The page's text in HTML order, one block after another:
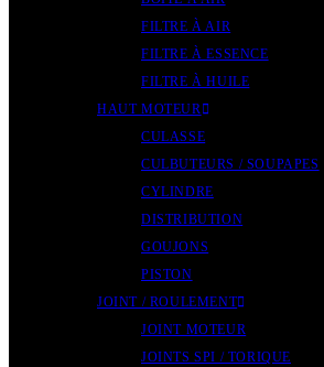
FILTRE À AIR
FILTRE À ESSENCE
FILTRE À HUILE
HAUT MOTEUR
CULASSE
CULBUTEURS / SOUPAPES
CYLINDRE
DISTRIBUTION
GOUJONS
PISTON
JOINT / ROULEMENT
JOINT MOTEUR
JOINTS SPI / TORIQUE